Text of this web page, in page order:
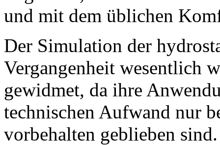
und mit dem üblichen
Der Simulation der
Vergangenheit wesentlich
gewidmet, da ihre
technischen Aufwand nur
vorbehalten geblieben